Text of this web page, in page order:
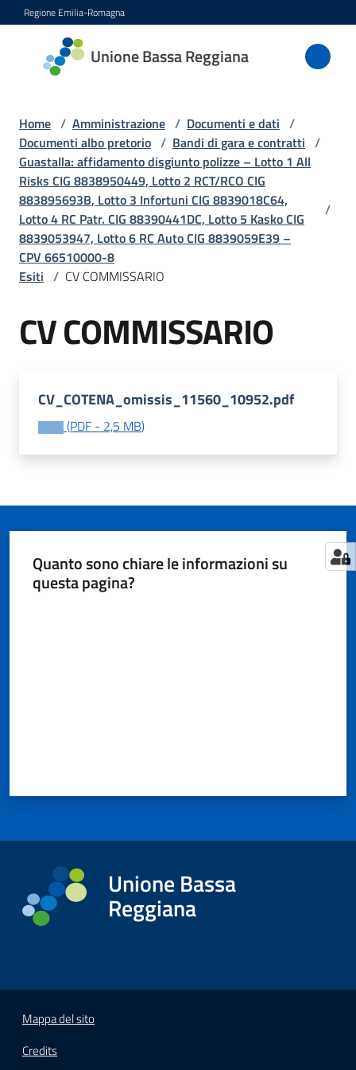
Vai al contenuto
Vai alla navigazione
Vai al footer
Regione Emilia-Romagna
Unione Bassa Reggiana
Unione
Bassa
Amministrazione
Menu selezionato
Novità
Servizi
l'Unione
Tutti
argomenti...
Seguici
Home / Amministrazione / Documenti e dati /
Documenti albo pretorio / Bandi di gara e contratti /
Guastalla: affidamento disgiunto polizze – Lotto 1 All
Risks CIG 8838950449, Lotto 2 RCT/RCO CIG
883895693B, Lotto 3 Infortuni CIG 8839018C64,
Lotto 4 RC Patr. CIG 88390441DC, Lotto 5 Kasko CIG
8839053947, Lotto 6 RC Auto CIG 8839059E39 –
CPV 66510000-8
/
Esiti / CV COMMISSARIO
CV COMMISSARIO
CV_COTENA_omissis_11560_10952.pdf
(PDF - 2,5 MB)
Quanto sono chiare le informazioni su
questa pagina?
Unione Bassa
Reggiana
Mappa del sito
Credits